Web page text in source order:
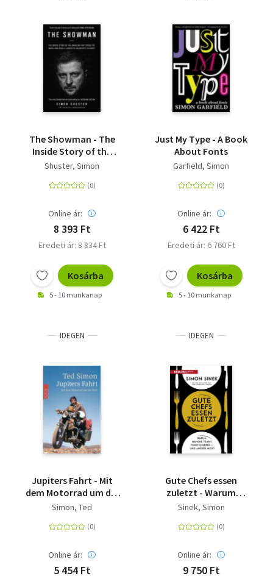
The Showman - The
Inside Story of the
Invasion that Shook
Leader of Volodymyr
Shuster, Simon
Online ár:
8 393 Ft
Eredeti ár: 8 834 Ft
Kosárba
5 - 10 munkanap
Just My Type - A Book
About Fonts
Garfield, Simon
Online ár:
6 422 Ft
Eredeti ár: 6 760 Ft
Kosárba
5 - 10 munkanap
IDEGEN
Jupiters Fahrt - Mit
dem Motorrad um die
Welt
Simon, Ted
Online ár:
5 454 Ft
IDEGEN
Gute Chefs essen
zuletzt - Warum
manche Teams
andere nicht
Sinek, Simon
Online ár:
9 750 Ft